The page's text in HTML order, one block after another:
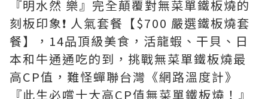
『明水然 樂』完全顛覆對無菜單鐵板燒的
刻板印象❗️ 人氣套餐【$700 嚴選鐵板燒套
餐】，14品頂級美食，活龍蝦、干貝、日
本和牛通通吃的到，挑戰無菜單鐵板燒最
高CP值，難怪蟬聯台灣《網路溫度計》
『此生必嚐十大高CP值無菜單鐵板燒！』